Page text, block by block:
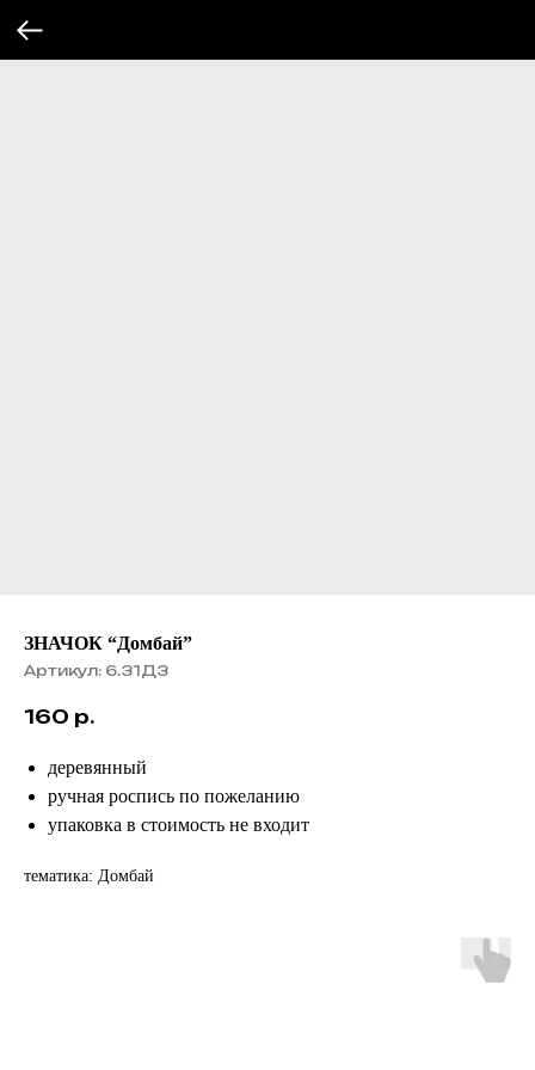
ЗНАЧОК “Домбай”
Артикул: 6.31ДЗ
160 р.
деревянный
ручная роспись по пожеланию
упаковка в стоимость не входит
тематика: Домбай